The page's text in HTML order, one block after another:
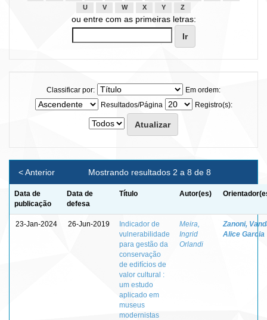
U
V W X Y Z
ou entre com as primeiras letras:
Classificar por:
Em ordem:
Resultados/Página
Registro(s):
Mostrando resultados 2 a 8 de 8
< Anterior
Data de
publicação
Data de
defesa
Título Autor(es)
23-Jan-2024 26-Jun-2019
Indicador de
vulnerabilidade
para gestão da
conservação
de edifícios de
valor cultural :
um estudo
aplicado em
museus
modernistas
Meira,
Ingrid
Orlandi
Zanoni,
Alice Garcia